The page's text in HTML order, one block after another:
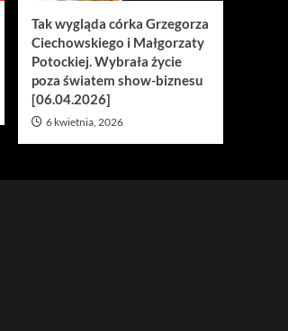
Tak wygląda córka Grzegorza
Ciechowskiego i Małgorzaty
Potockiej. Wybrała życie
poza światem show-biznesu
[06.04.2026]
6 kwietnia, 2026